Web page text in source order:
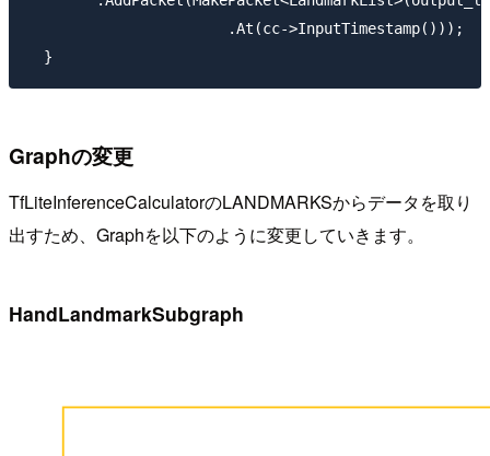
                       .At(cc->InputTimestamp()));
Graphの変更
TfLiteInferenceCalculatorのLANDMARKSからデータを取り
出すため、Graphを以下のように変更していきます。
HandLandmarkSubgraph